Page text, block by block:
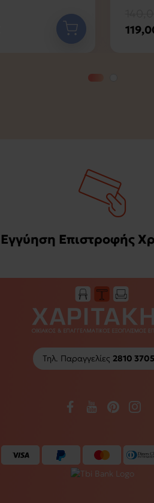
Εγγύηση Επιστροφής
Τηλ. Παραγγελίες 2810